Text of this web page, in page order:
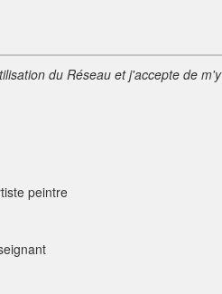
du Réseau et j'accepte de m'y
peintre